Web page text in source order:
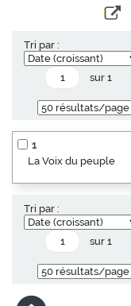
Tri par :
sur 1
1
La Voix du peuple
Tri par :
sur 1